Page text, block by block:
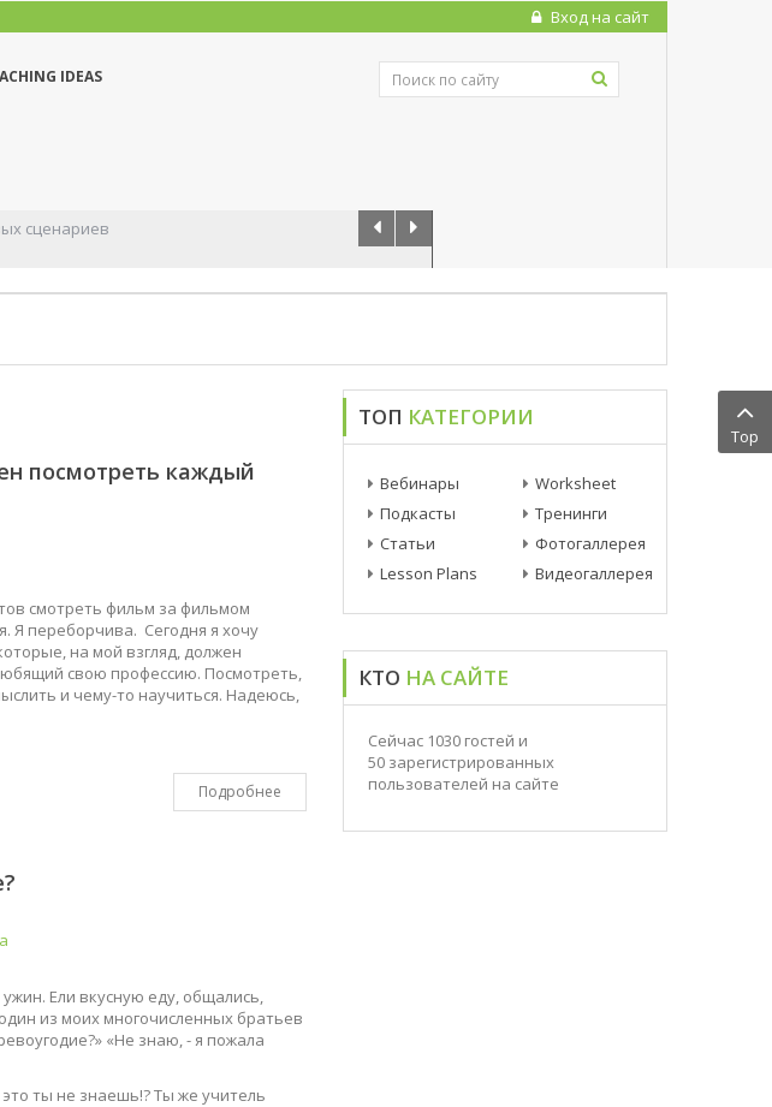
Вход на сайт
IDEAS
...
посмотреть каждый
смотреть фильм за фильмом
Я переборчива. Сегодня я хочу
на мой взгляд, должен
свою профессию. Посмотреть,
и чему-то научиться. Надеюсь,
Подробнее
Ели вкусную еду, общались,
из моих многочисленных братьев
«Не знаю, - я пожала
ты не знаешь!? Ты же учитель
ТОП КАТЕГОРИИ
Вебинары
Подкасты
Статьи
Lesson Plans
Worksheet
Тренинги
Фотогаллерея
Видеогаллерея
КТО НА САЙТЕ
Сейчас 1030 гостей и
50 зарегистрированных
пользователей на сайте
Top